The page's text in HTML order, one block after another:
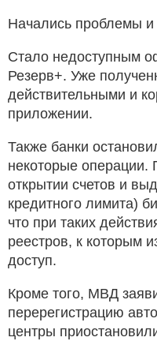
Начались проблемы и
Стало недоступным
Резерв+. Уже
действительными и
приложении.
Также банки
некоторые операции.
открытии счетов и
кредитного лимита)
что при таких
реестров, к которым
доступ.
Кроме того, МВД
перерегистрацию
центры